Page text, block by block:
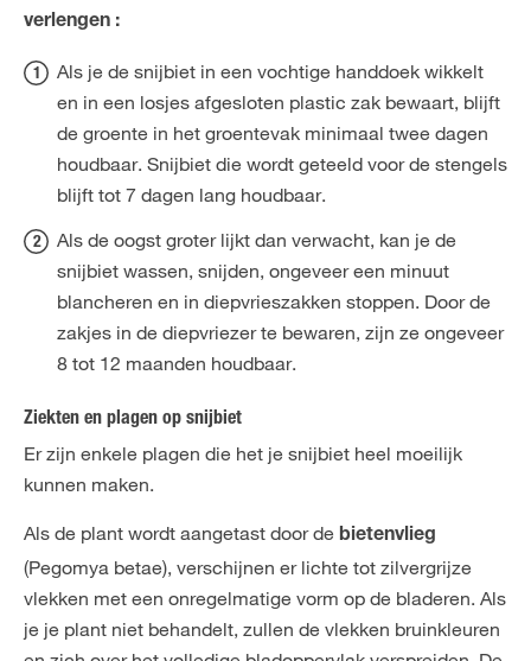
verlengen :
Als je de snijbiet in een vochtige handdoek wikkelt
en in een losjes afgesloten plastic zak bewaart, blijft
de groente in het groentevak minimaal twee dagen
houdbaar. Snijbiet die wordt geteeld voor de stengels
blijft tot 7 dagen lang houdbaar.
Als de oogst groter lijkt dan verwacht, kan je de
snijbiet wassen, snijden, ongeveer een minuut
blancheren en in diepvrieszakken stoppen. Door de
zakjes in de diepvriezer te bewaren, zijn ze ongeveer
8 tot 12 maanden houdbaar.
Ziekten en plagen op snijbiet
Er zijn enkele plagen die het je snijbiet heel moeilijk
kunnen maken.
Als de plant wordt aangetast door de bietenvlieg
(Pegomya betae), verschijnen er lichte tot zilvergrijze
vlekken met een onregelmatige vorm op de bladeren. Als
je je plant niet behandelt, zullen de vlekken bruinkleuren